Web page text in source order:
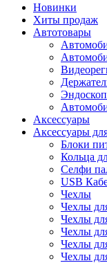
Новинки
Хиты продаж
Автотовары
Аксессуары
Аксессуары
Блоки
Кольца
Селфи
USB
Чехлы
Чехлы
Чехлы
Чехлы
Чехлы
Чехлы